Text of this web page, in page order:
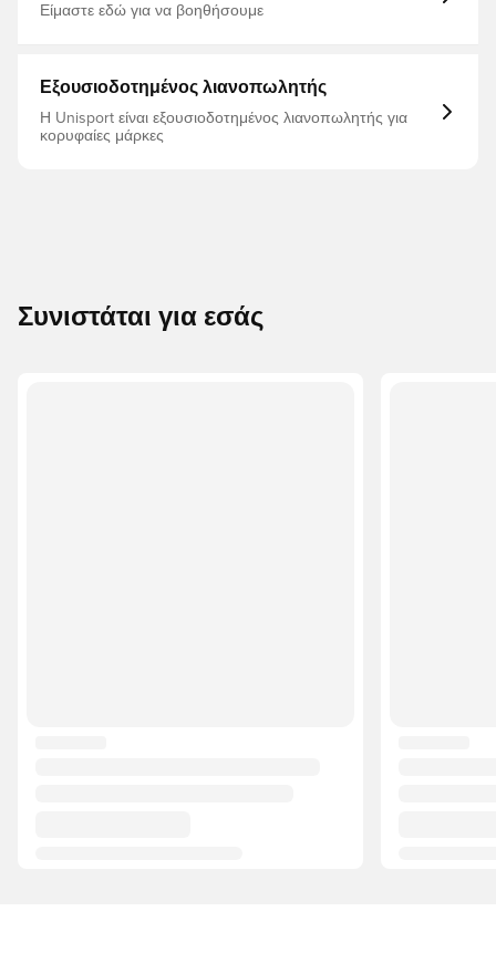
γρασίδι και χαλίκια.
Είμαστε εδώ για να βοηθήσουμε
Εξουσιοδοτημένος λιανοπωλητής
Η Unisport είναι εξουσιοδοτημένος λιανοπωλητής για
κορυφαίες μάρκες
Συνιστάται για εσάς